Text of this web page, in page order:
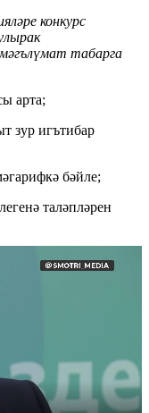
конкурс
табарга
арта;
зур игътибар
бәйле;
таләпләрен